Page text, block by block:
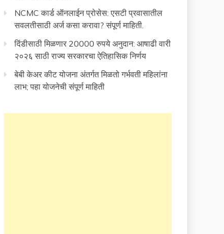
NCMC कार्ड ऑनलाईन प्रोसेस: एसटी प्रवासातील
सवलतीसाठी अर्ज कसा करावा? संपूर्ण माहिती.
दिंडीसाठी मिळणार 20000 रुपये अनुदान: आषाढी वारी
२०२६ साठी राज्य सरकारचा ऐतिहासिक निर्णय
बेबी केअर कीट योजना अंतर्गत मिळतो गर्भवती महिलांना
लाभ; पहा योजनेची संपूर्ण माहिती